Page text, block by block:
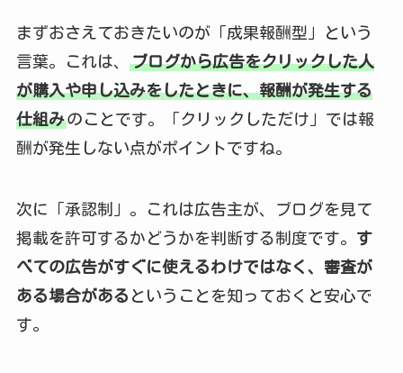
まずおさえておきたいのが「成果報酬型」という
言葉。これは、
ブログから広告をクリックした人
が購入や申し込みをしたときに、報酬が発生する
仕組みのことです。「クリックしただけ」では報
酬が発生しない点がポイントですね。
次に「承認制」。これは広告主が、ブログを見て
掲載を許可するかどうかを判断する制度です。 す
べての広告がすぐに使えるわけではなく、審査が
ある場合がある ということを知っておくと安心で
す。